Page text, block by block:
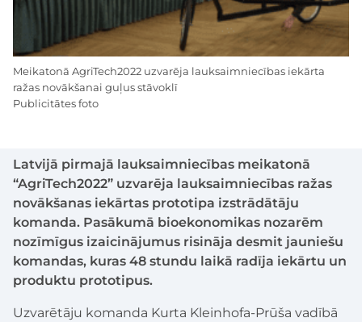
Latvijā pirmajā lauksaimniecības meikatonā
“AgriTech2022” uzvarēja lauksaimniecības ražas
novākšanas iekārtas prototipa izstrādātāju
komanda. Pasākumā bioekonomikas nozarēm
nozīmīgus izaicinājumus risināja desmit jauniešu
komandas, kuras 48 stundu laikā radīja iekārtu un
produktu prototipus.
Uzvarētāju komanda Kurta Kleinhofa-Prūša vadībā
Meikatonā AgriTech2022 uzvarēja lauksaimniecības iekārta
ražas novākšanai guļus stāvoklī
Publicitātes foto